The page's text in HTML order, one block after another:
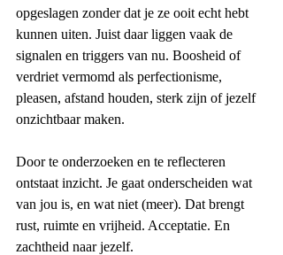
opgeslagen zonder dat je ze ooit echt hebt
kunnen uiten. Juist daar liggen vaak de
signalen en triggers van nu. Boosheid of
verdriet vermomd als perfectionisme,
pleasen, afstand houden, sterk zijn of jezelf
onzichtbaar maken.
Door te onderzoeken en te reflecteren
ontstaat inzicht. Je gaat onderscheiden wat
van jou is, en wat niet (meer). Dat brengt
rust, ruimte en vrijheid. Acceptatie. En
zachtheid naar jezelf.